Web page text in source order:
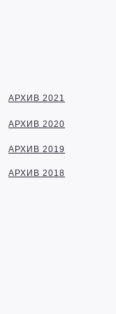
АРХИВ 2021
АРХИВ 2020
АРХИВ 2019
АРХИВ 2018